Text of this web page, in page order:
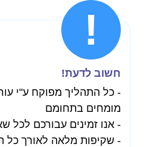
!
חשוב לדעת!
- כל התהליך מפוקח ע"י
מומחים בתחומם
- אנו זמינים עבורכם לכל
- שקיפות מלאה לאורך כל